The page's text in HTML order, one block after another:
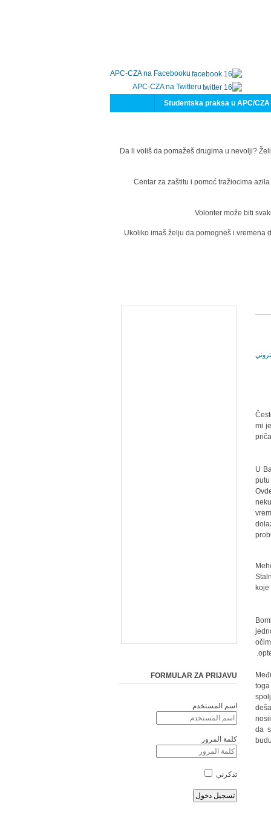
APC-CZA na Facebooku
APC-CZA na Twitteru
Studentska praksa u APC/CZA
Da li voliš da pomažeš drugima u nevolji?
Centar za zaštitu i pomoć tražiocima
Volonter može biti
Ukoliko imaš želju da pomogneš i vremena
mi
U
da
FORMULAR ZA PRIJAVU
اسم المستخدم
كلمة المرور
تذكرني